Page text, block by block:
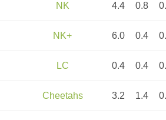
NK 4.4 0.8
NK+ 6.0 0.4
LC 0.4 0.4
Cheetahs 3.2 1.4